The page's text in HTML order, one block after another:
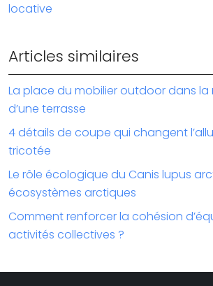
locative
Articles similaires
La place du mobilier outdoor dans la
d’une terrasse
4 détails de coupe qui changent
tricotée
Le rôle écologique du Canis lupus
écosystèmes arctiques
Comment renforcer la cohésion
activités collectives ?